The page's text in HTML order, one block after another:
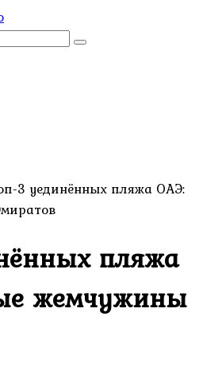
3 уединённых пляжа ОАЭ:
пляжа
жемчужины